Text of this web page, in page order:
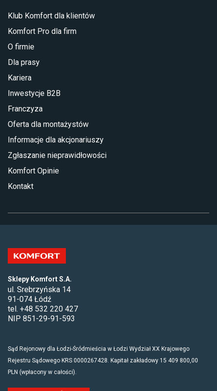
Klub Komfort dla klientów
Komfort Pro dla firm
O firmie
Dla prasy
Kariera
Inwestycje B2B
Franczyza
Oferta dla montażystów
Informacje dla akcjonariuszy
Zgłaszanie nieprawidłowości
Komfort Opinie
Kontakt
Sklepy Komfort S.A.
ul. Srebrzyńska 14
91-074 Łódź
tel. +48 532 220 427
NIP 851-29-91-593
Sąd Rejonowy dla Łodzi-Śródmieścia w Łodzi Wydział XX Krajowego
Rejestru Sądowego KRS 0000267428. Kapitał zakładowy 15 409 800,00
PLN (wpłacony w całości).